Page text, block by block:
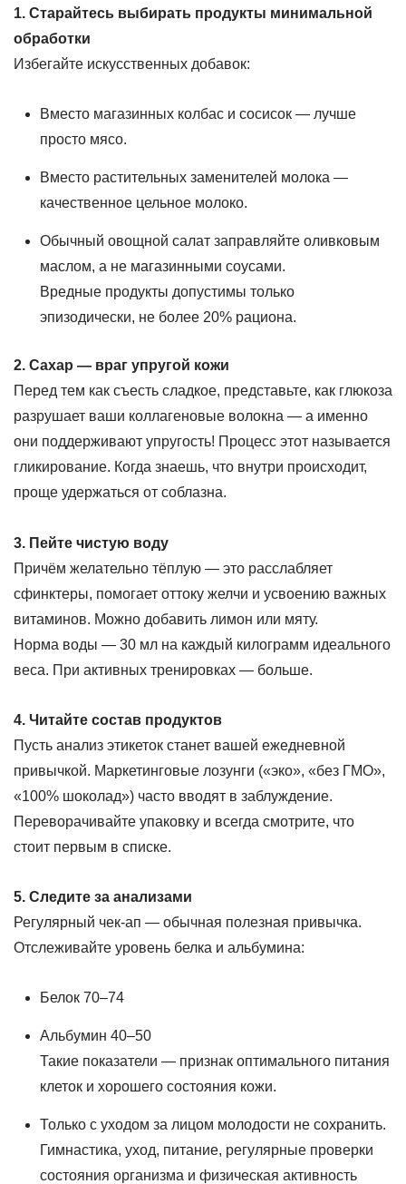
1. Старайтесь выбирать продукты минимальной
обработки
Избегайте искусственных добавок:
Вместо магазинных колбас и сосисок — лучше
просто мясо.
Вместо растительных заменителей молока —
качественное цельное молоко.
Обычный овощной салат заправляйте оливковым
маслом, а не магазинными соусами.
Вредные продукты допустимы только
эпизодически, не более 20% рациона.
2. Сахар — враг упругой кожи
Перед тем как съесть сладкое, представьте, как глюкоза
разрушает ваши коллагеновые волокна — а именно
они поддерживают упругость! Процесс этот называется
гликирование. Когда знаешь, что внутри происходит,
проще удержаться от соблазна.
3. Пейте чистую воду
Причём желательно тёплую — это расслабляет
сфинктеры, помогает оттоку желчи и усвоению важных
витаминов. Можно добавить лимон или мяту.
Норма воды — 30 мл на каждый килограмм идеального
веса. При активных тренировках — больше.
4. Читайте состав продуктов
Пусть анализ этикеток станет вашей ежедневной
привычкой. Маркетинговые лозунги («эко», «без ГМО»,
«100% шоколад») часто вводят в заблуждение.
Переворачивайте упаковку и всегда смотрите, что
стоит первым в списке.
5. Следите за анализами
Регулярный чек-ап — обычная полезная привычка.
Отслеживайте уровень белка и альбумина:
Белок 70–74
Альбумин 40–50
Такие показатели — признак оптимального питания
клеток и хорошего состояния кожи.
Только с уходом за лицом молодости не сохранить.
Гимнастика, уход, питание, регулярные проверки
состояния организма и физическая активность